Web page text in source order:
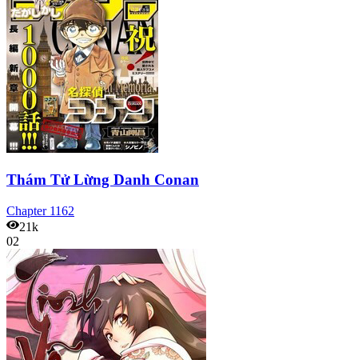
Thám Tử Lừng Danh Conan
Chapter 1162
21k
02